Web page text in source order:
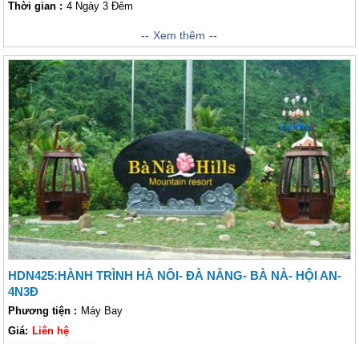
Thời gian : 4 Ngày 3 Đêm
Hành Trình hành trình Đà Nẵng đưa khách thăm quan đến với dải đất
miền Trung quanh năm đầy nắng gió nhưng lại là nơi hội tụ của những
cảnh đẹp không thể tuyệt vời hơn. Nhắc đến trải nghiệm Đà Nẵng, chắc
hẳn Lữ khách không còn xa lạ gì với những cái tên như Bà Nà Hills, Cù
Lao Chàm, Phố Cổ Hội An... với những điểm đến đầy hấp dẫn bởi cái vẻ
huyền ảo, mênh mang và tĩnh lặng của nó. Đến đây, khách thăm quan sẽ
có cảm giác như lạc vào cõi bồng lai tiên cảnh trước sự mờ ảo huyền bí
của đất trời khi đến với Bà Nà Hills hoặc đắm chìm vào những truyền
thuyết về sự hình thành Ngũ Hành Sơn kỳ vĩ với những sườn núi dốc
đứng cheo leo...
Xem thêm
HDN425:HÀNH TRÌNH HÀ NÔI- ĐÀ NẴNG- BÀ NÀ- HỘI AN-
4N3Đ
Phương tiện : Máy Bay
Giá: Liên hệ